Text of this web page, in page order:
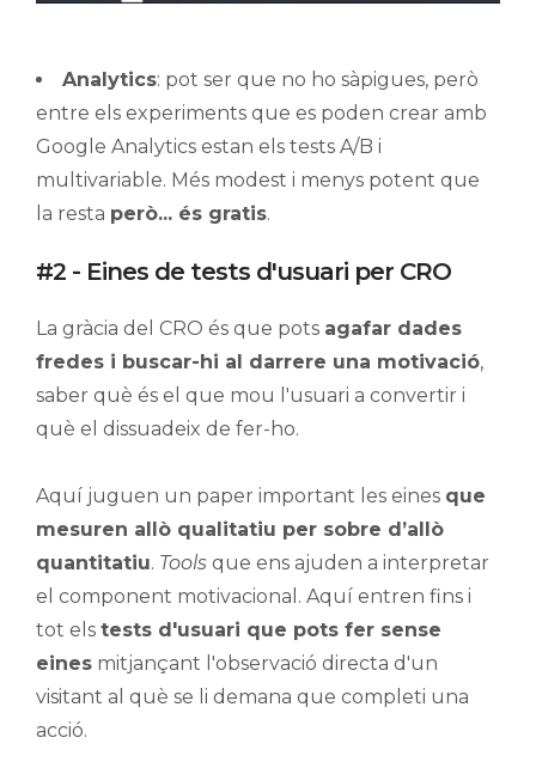
Analytics: pot ser que no ho sàpigues, però
entre els experiments que es poden crear amb
Google Analytics estan els tests A/B i
multivariable. Més modest i menys potent que
la resta però... és gratis.
#2 - Eines de tests d'usuari per CRO
La gràcia del CRO és que pots agafar dades
fredes i buscar-hi al darrere una motivació,
saber què és el que mou l'usuari a convertir i
què el dissuadeix de fer-ho.
Aquí juguen un paper important les eines que
mesuren allò qualitatiu per sobre d’allò
quantitatiu. Tools que ens ajuden a interpretar
el component motivacional. Aquí entren fins i
tot els tests d'usuari que pots fer sense
eines mitjançant l'observació directa d'un
visitant al què se li demana que completi una
acció.